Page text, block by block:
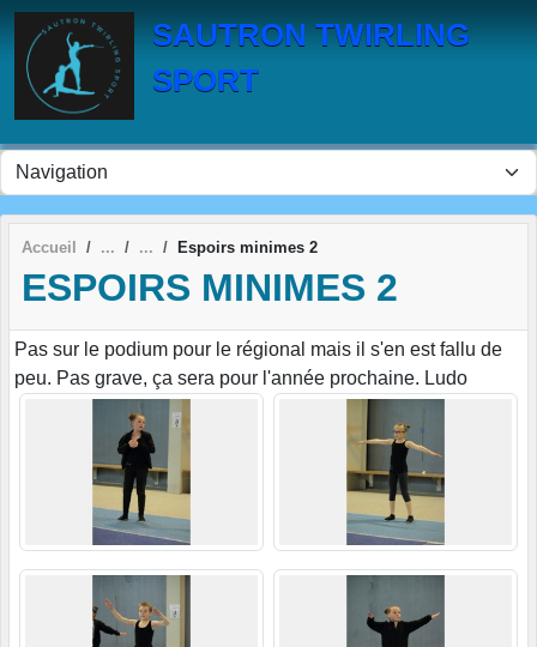
SAUTRON TWIRLING
SPORT
Accueil Espoirs minimes 2
ESPOIRS MINIMES 2
Pas sur le podium pour le régional mais il s'en est fallu de
peu. Pas grave, ça sera pour l'année prochaine. Ludo
Panneau de gestion des cookies